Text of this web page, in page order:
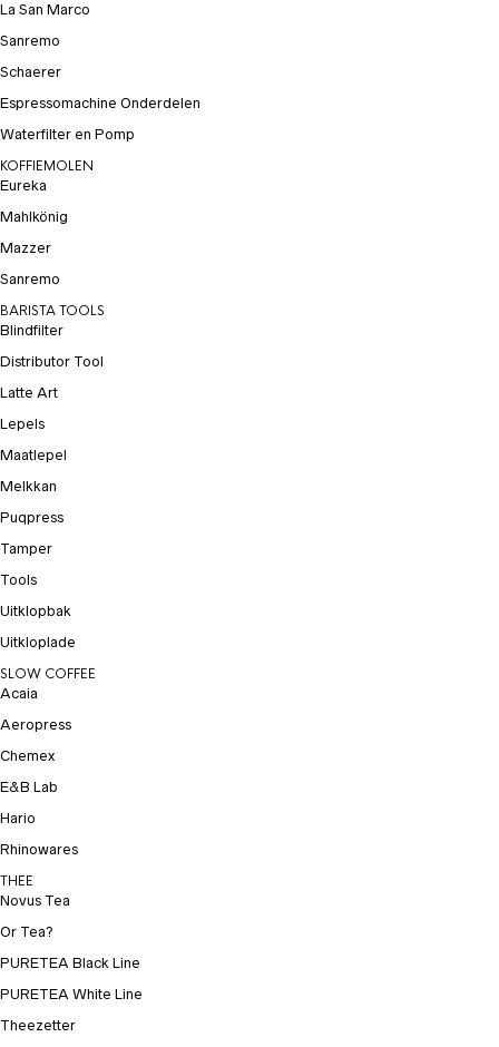
La San Marco
Sanremo
Schaerer
Espressomachine Onderdelen
Waterfilter en Pomp
KOFFIEMOLEN
Eureka
Mahlkönig
Mazzer
Sanremo
BARISTA TOOLS
Blindfilter
Distributor Tool
Latte Art
Lepels
Maatlepel
Melkkan
Puqpress
Tamper
Tools
Uitklopbak
Uitkloplade
SLOW COFFEE
Acaia
Aeropress
Chemex
E&B Lab
Hario
Rhinowares
THEE
Novus Tea
Or Tea?
PURETEA Black Line
PURETEA White Line
Theezetter